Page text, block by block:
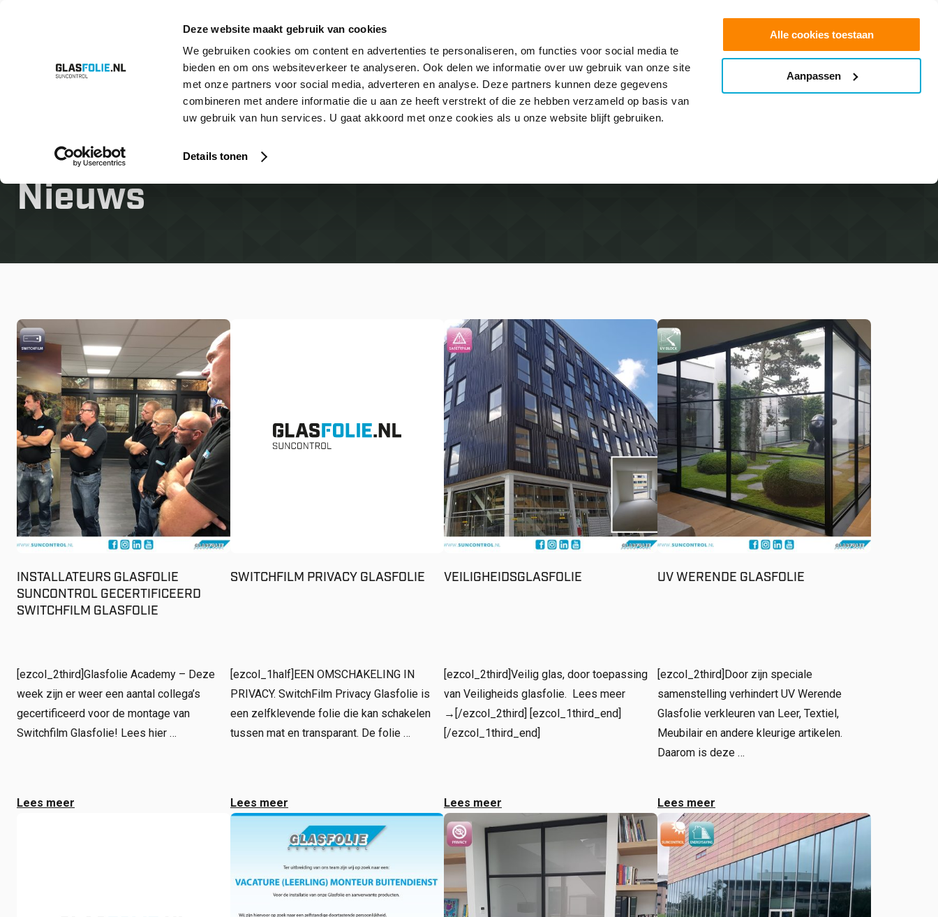
Deze website maakt gebruik van cookies
We gebruiken cookies om content en advertenties te personaliseren, om functies voor social media te
bieden en om ons websiteverkeer te analyseren. Ook delen we informatie over uw gebruik van onze site
met onze partners voor social media, adverteren en analyse. Deze partners kunnen deze gegevens
combineren met andere informatie die u aan ze heeft verstrekt of die ze hebben verzameld op basis van
uw gebruik van hun services. U gaat akkoord met onze cookies als u onze website blijft gebruiken.
Details tonen
Alle cookies toestaan
Aanpassen
Offerte aanvragen
Overslaan
ProductenOplossingen ProjectenReferentiesOver ons ContactFAQ info@glasfolie.nl
Nieuws
Nieuws
INSTALLATEURS GLASFOLIE
SUNCONTROL GECERTIFICEERD
SWITCHFILM GLASFOLIE
[ezcol_2third]Glasfolie Academy – Deze
week zijn er weer een aantal collega’s
gecertificeerd voor de montage van
Switchfilm Glasfolie! Lees hier …
Lees meer
SWITCHFILM PRIVACY GLASFOLIE
[ezcol_1half]EEN OMSCHAKELING IN
PRIVACY. SwitchFilm Privacy Glasfolie is
een zelfklevende folie die kan schakelen
tussen mat en transparant. De folie …
Lees meer
VEILIGHEIDSGLASFOLIE
[ezcol_2third]Veilig glas, door toepassing
van Veiligheids glasfolie. Lees meer
→[/ezcol_2third] [ezcol_1third_end]
[/ezcol_1third_end]
Lees meer
UV WERENDE GLASFOLIE
[ezcol_2third]Door zijn speciale
samenstelling verhindert UV Werende
Glasfolie verkleuren van Leer, Textiel,
Meubilair en andere kleurige artikelen.
Daarom is deze …
Lees meer